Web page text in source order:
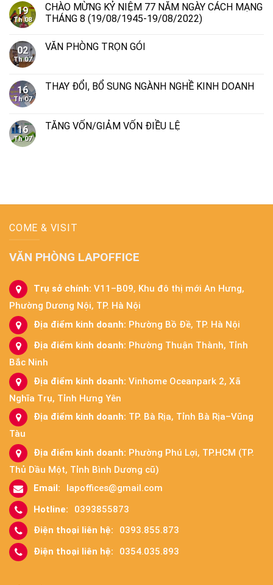
19
Th 08
CHÀO MỪNG KỶ NIỆM 77 NĂM NGÀY CÁCH MẠNG
THÁNG 8 (19/08/1945-19/08/2022)
02
Th 07
VĂN PHÒNG TRỌN GÓI
16
Th 07
THAY ĐỔI, BỔ SUNG NGÀNH NGHỀ KINH DOANH
16
Th 07
TĂNG VỐN/GIẢM VỐN ĐIỀU LỆ
COME & VISIT
VĂN PHÒNG LAPOFFICE
Trụ sở chính: V11–B09, Khu đô thị mới An Hưng,
Phường Dương Nội, TP. Hà Nội
Địa điểm kinh doanh: Phường Bồ Đề, TP. Hà Nội
Địa điểm kinh doanh: Phường Thuận Thành, Tỉnh
Bắc Ninh
Địa điểm kinh doanh: Vinhome Oceanpark 2, Xã
Nghĩa Trụ, Tỉnh Hưng Yên
Địa điểm kinh doanh: TP. Bà Rịa, Tỉnh Bà Rịa–Vũng
Tàu
Địa điểm kinh doanh: Phường Phú Lợi, TP.HCM (TP.
Thủ Dầu Một, Tỉnh Bình Dương cũ)
Email:
lapoffices@gmail.com
Hotline:
0393855873
Điện thoại liên hệ:
0393.855.873
Điện thoại liên hệ:
0354.035.893